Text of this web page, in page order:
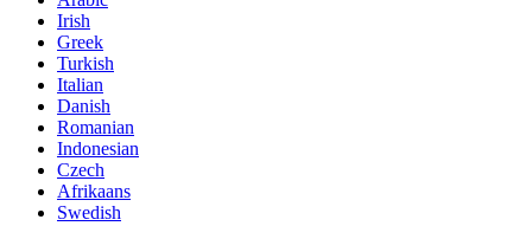
Irish
Greek
Turkish
Italian
Danish
Romanian
Indonesian
Czech
Afrikaans
Swedish